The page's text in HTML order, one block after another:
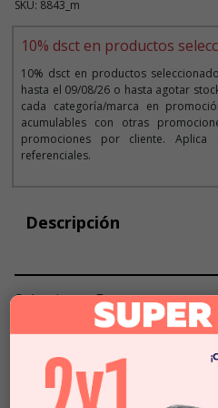
SKU: 8843_m
10% dsct en productos
10% dsct en productos
hasta el 09/08/26 o hasta agotar
cada categoría/marca en
acumulables con otras
promociones por cliente.
referenciales.
Descripción
Seleccionar Formato
Talla XS
Talla S